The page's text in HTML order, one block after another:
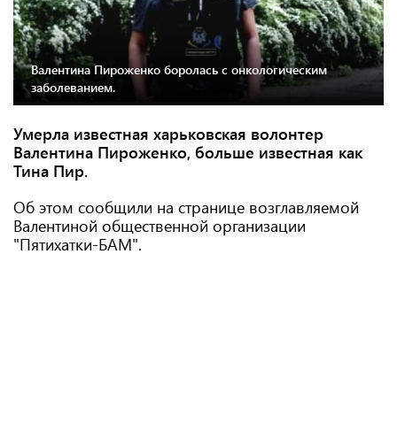
Валентина Пироженко боролась с онкологическим
заболеванием.
Умерла известная харьковская волонтер
Валентина Пироженко, больше известная как
Тина Пир.
Об этом сообщили на странице возглавляемой
Валентиной общественной организации
"Пятихатки-БАМ".